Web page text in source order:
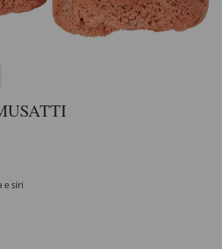
e siri